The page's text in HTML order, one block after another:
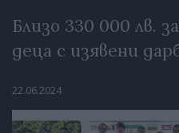
Близо 330 000 лв.
деца с изявени
22.06.2024